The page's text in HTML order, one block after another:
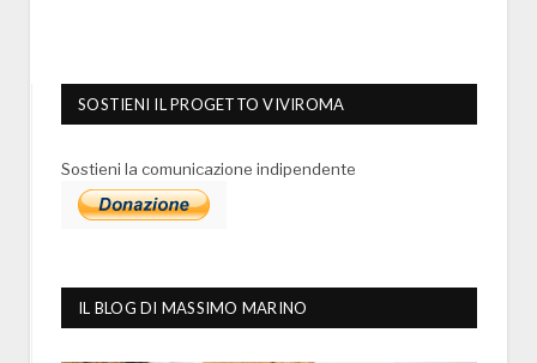
SOSTIENI IL PROGETTO VIVIROMA
Sostieni la comunicazione indipendente
IL BLOG DI MASSIMO MARINO